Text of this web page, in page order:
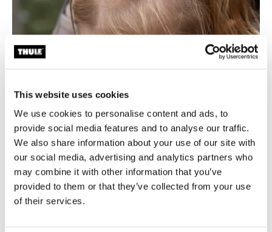
This website uses cookies
We use cookies to personalise content and ads, to
provide social media features and to analyse our traffic.
We also share information about your use of our site with
our social media, advertising and analytics partners who
may combine it with other information that you’ve
provided to them or that they’ve collected from your use
of their services.